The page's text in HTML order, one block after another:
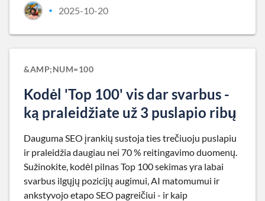
• 2025-10-20
&AMP;NUM=100
Kodėl 'Top 100' vis dar svarbus -
ką praleidžiate už 3 puslapio ribų
Dauguma SEO įrankių sustoja ties trečiuoju puslapiu
ir praleidžia daugiau nei 70 % reitingavimo duomenų.
Sužinokite, kodėl pilnas Top 100 sekimas yra labai
svarbus ilgųjų pozicijų augimui, AI matomumui ir
ankstyvojo etapo SEO pagreičiui - ir kaip